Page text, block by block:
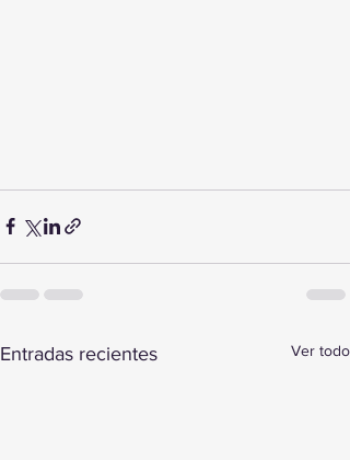
Entradas recientes Ver todo